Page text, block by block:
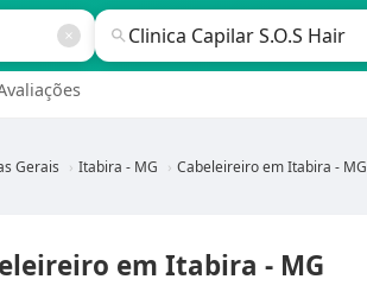
Gerais Itabira - MG Cabeleireiro em Itabira - MG
em Itabira - MG